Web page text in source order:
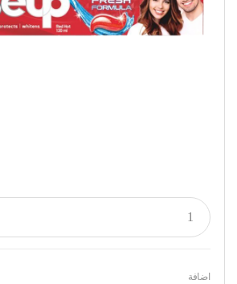
اضافة